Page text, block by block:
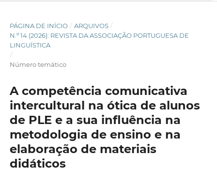
PÁGINA DE INÍCIO / ARQUIVOS /
N.º 14 (2026): REVISTA DA ASSOCIAÇÃO PORTUGUESA DE
LINGUÍSTICA
/
Número temático
A competência comunicativa
intercultural na ótica de alunos
de PLE e a sua influência na
metodologia de ensino e na
elaboração de materiais
didáticos